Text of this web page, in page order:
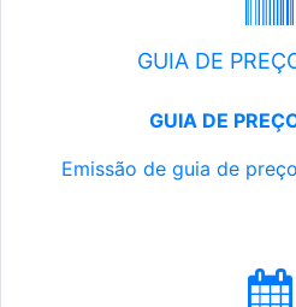
GUIA DE
GUIA DE
Emissão de guia de